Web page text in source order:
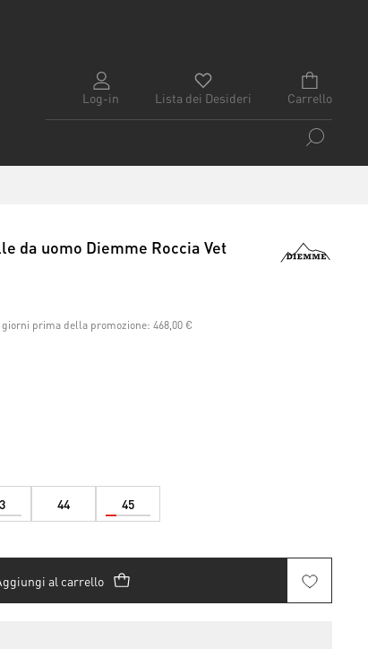
Log-in Carrello
Lista dei Desideri
da uomo Diemme Roccia Vet
prima della promozione: 468,00 €
44 45
al carrello